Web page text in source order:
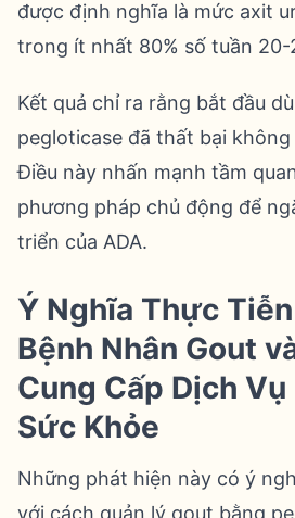
được định nghĩa là mức axit
trong ít nhất 80% số tuần 20-
Kết quả chỉ ra rằng bắt đầu
pegloticase đã thất bại không
Điều này nhấn mạnh tầm
phương pháp chủ động để
triển của ADA.
Ý Nghĩa Thực
Bệnh Nhân Gout
Cung Cấp Dịch Vụ
Sức Khỏe
Những phát hiện này có ý
với cách quản lý gout bằng